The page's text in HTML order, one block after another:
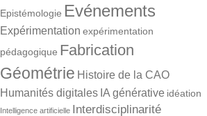
Epistémologie Evénements
Expérimentation expérimentation
pédagogique Fabrication
Géométrie Histoire de la CAO
Humanités digitales IA générative idéation
Intelligence artificielle Interdisciplinarité